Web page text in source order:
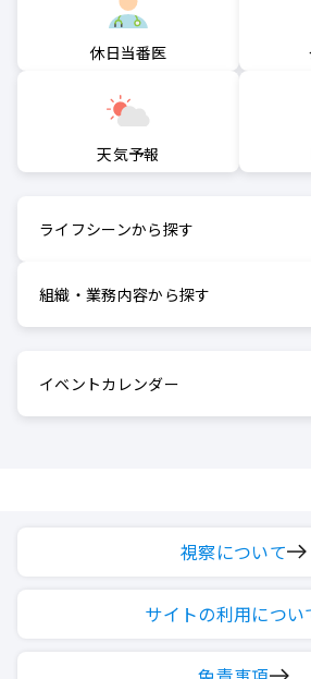
休日当番医
天気予報
ライフシーンから探す
組織・業務内容から探す
イベントカレンダー
視察について
サイトの利用につい